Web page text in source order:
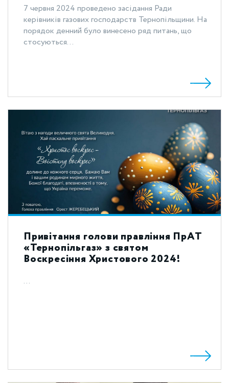
7 червня 2024 проведено засідання Ради
керівників газових господарств Тернопільщини. На
порядок денний було винесено ряд питань, що
стосуються...
Привітання голови правління ПрАТ
«Тернопільгаз» з святом
Воскресіння Христового 2024!
...